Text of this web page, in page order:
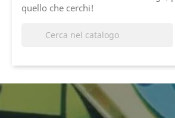
quello che cerchi!